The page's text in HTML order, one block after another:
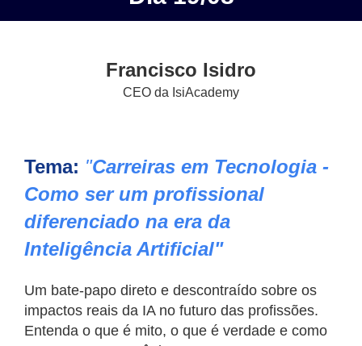
Francisco Isidro
CEO da IsiAcademy
Tema: "Carreiras em Tecnologia -
Como ser um profissional
diferenciado na era da
Inteligência Artificial"
Um bate-papo direto e descontraído sobre os
impactos reais da IA no futuro das profissões.
Entenda o que é mito, o que é verdade e como